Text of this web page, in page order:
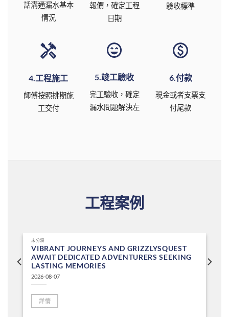
話溝通漏水基本
情況
報價，確定工程
日期
驗收標準
4.工程施工
師傅按照排期施
工交付
5.竣工驗收
完工驗收，確定
漏水問題解決左
6.付款
現金或者支票支
付尾款
工程案例
未分類
VIBRANT JOURNEYS AND GRIZZLYSQUEST
AWAIT DEDICATED ADVENTURERS SEEKING
LASTING MEMORIES
2026-08-07
詳情